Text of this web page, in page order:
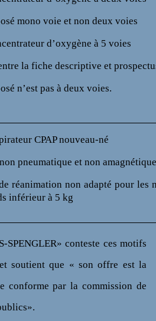
mono voie et non deux voies
d’oxygène à 5 voies
la fiche descriptive et
n’est pas à deux voies.
CPAP nouveau-né
pneumatique et non
réanimation non adapté pour les
inférieur à 5 kg
SPENGLER» conteste ces motifs
soutient que « son offre est la
conforme par la commission de